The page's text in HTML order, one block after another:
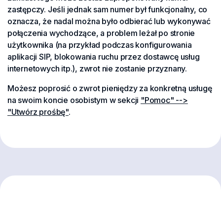
zastępczy. Jeśli jednak sam numer był funkcjonalny, co
oznacza, że nadal można było odbierać lub wykonywać
połączenia wychodzące, a problem leżał po stronie
użytkownika (na przykład podczas konfigurowania
aplikacji SIP, blokowania ruchu przez dostawcę usług
internetowych itp.), zwrot nie zostanie przyznany.
Możesz poprosić o zwrot pieniędzy za konkretną usługę
na swoim koncie osobistym w sekcji "Pomoc" -->
"Utwórz prośbę".